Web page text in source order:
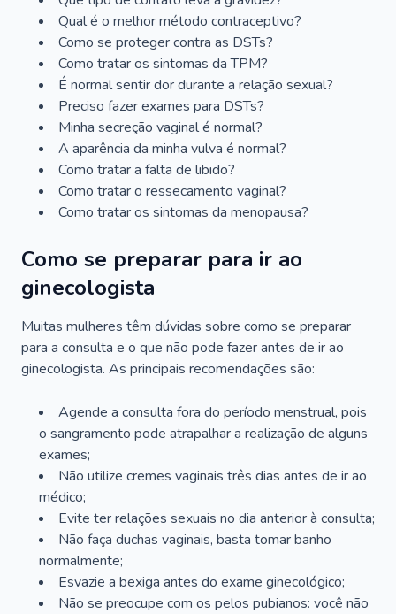
Qual é o melhor método contraceptivo?
Como se proteger contra as DSTs?
Como tratar os sintomas da TPM?
É normal sentir dor durante a relação sexual?
Preciso fazer exames para DSTs?
Minha secreção vaginal é normal?
A aparência da minha vulva é normal?
Como tratar a falta de libido?
Como tratar o ressecamento vaginal?
Como tratar os sintomas da menopausa?
Como se preparar para ir ao
ginecologista
Muitas mulheres têm dúvidas sobre como se preparar
para a consulta e o que não pode fazer antes de ir ao
ginecologista. As principais recomendações são:
Agende a consulta fora do período menstrual, pois
o sangramento pode atrapalhar a realização de alguns
exames;
Não utilize cremes vaginais três dias antes de ir ao
médico;
Evite ter relações sexuais no dia anterior à consulta;
Não faça duchas vaginais, basta tomar banho
normalmente;
Esvazie a bexiga antes do exame ginecológico;
Não se preocupe com os pelos pubianos: você não